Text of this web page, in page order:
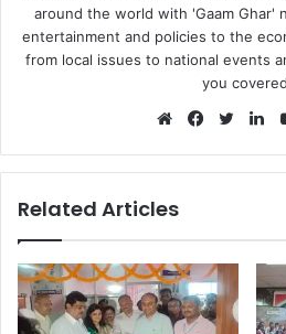
around the world with 'Gaam Ghar'
entertainment and policies to the
from local issues to national events
you
Related Articles